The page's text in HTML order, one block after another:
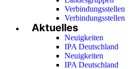
Verbindungsstellen
Verbindungsstellen
Aktuelles
Neuigkeiten
IPA Deutschland
Neuigkeiten
IPA Deutschland